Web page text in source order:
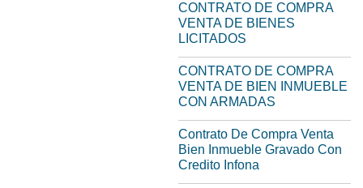
CONTRATO DE COMPRA
VENTA DE BIENES
LICITADOS
CONTRATO DE COMPRA
VENTA DE BIEN INMUEBLE
CON ARMADAS
Contrato De Compra Venta
Bien Inmueble Gravado Con
Credito Infona